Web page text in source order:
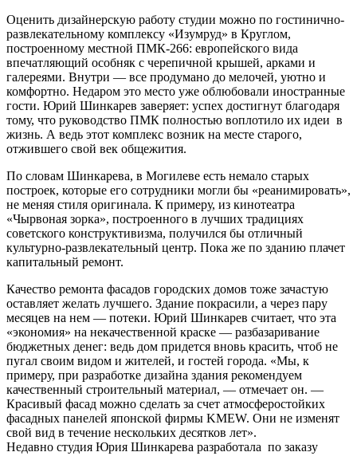
Оценить дизайнерскую работу студии можно по гостинично-
развлекательному комплексу «Изумруд» в Круглом,
построенному местной ПМК-266: европейского вида
впечатляющий особняк с черепичной крышей, арками и
галереями. Внутри — все продумано до мелочей, уютно и
комфортно. Недаром это место уже облюбовали иностранные
гости. Юрий Шинкарев заверяет: успех достигнут благодаря
тому, что руководство ПМК полностью воплотило их идеи в
жизнь. А ведь этот комплекс возник на месте старого,
отжившего свой век общежития.
По словам Шинкарева, в Могилеве есть немало старых
построек, которые его сотрудники могли бы «реанимировать»,
не меняя стиля оригинала. К примеру, из кинотеатра
«Чырвоная зорка», построенного в лучших традициях
советского конструктивизма, получился бы отличный
культурно-развлекательный центр. Пока же по зданию плачет
капитальный ремонт.
Качество ремонта фасадов городских домов тоже зачастую
оставляет желать лучшего. Здание покрасили, а через пару
месяцев на нем — потеки. Юрий Шинкарев считает, что эта
«экономия» на некачественной краске — разбазаривание
бюджетных денег: ведь дом придется вновь красить, чтоб не
пугал своим видом и жителей, и гостей города. «Мы, к
примеру, при разработке дизайна здания рекомендуем
качественный строительный материал, — отмечает он. —
Красивый фасад можно сделать за счет атмосферостойких
фасадных панелей японской фирмы KMEW. Они не изменят
свой вид в течение нескольких десятков лет».
Недавно студия Юрия Шинкарева разработала по заказу